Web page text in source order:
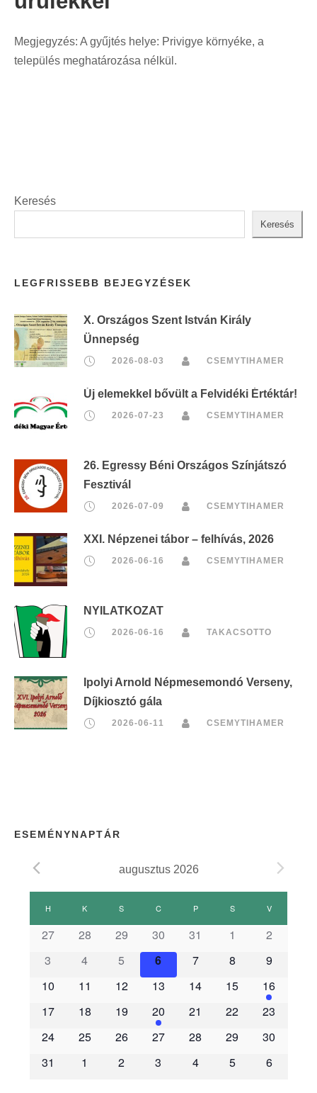
Megjegyzés: A gyűjtés helye: Privigye környéke, a
település meghatározása nélkül.
Keresés
Keresés
LEGFRISSEBB BEJEGYZÉSEK
X. Országos Szent István Király
Ünnepség
2026-08-03 CSEMYTIHAMER
Új elemekkel bővült a Felvidéki Értéktár!
2026-07-23 CSEMYTIHAMER
26. Egressy Béni Országos Színjátszó
Fesztivál
2026-07-09 CSEMYTIHAMER
XXI. Népzenei tábor – felhívás, 2026
2026-06-16 CSEMYTIHAMER
NYILATKOZAT
2026-06-16 TAKACSOTTO
Ipolyi Arnold Népmesemondó Verseny,
Díjkiosztó gála
2026-06-11 CSEMYTIHAMER
ESEMÉNYNAPTÁR
augusztus 2026
E
m
é
n
H K S CCSÜTÖRTÖK
PPÉNTEK SSZOMBAT
VVASÁRNAP
27 28 29 30 31 1
2
3
4 5 6 7 8
9
10
11 12 13 14 15
16
17
18 19 20 21 22
23
24
25 26 27 28 29
30
31
1 2 3 4 5 6